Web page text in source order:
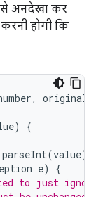
अनदेखा कर
होगी कि
, original
)
{
parseInt(value);
e)
{
to just